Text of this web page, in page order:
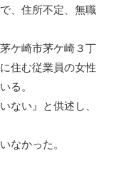
、住所不定、無職
ケ崎市茅ケ崎３丁
住む従業員の女性
る。
ない』と供述し、
なかった。